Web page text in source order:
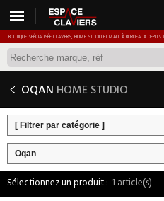
BOUTIQUE SPÉCIALISÉE CLAVIERS, HOME STUDIO ET MAO, À BORDEAUX DEPUIS
OQAN HOME STUDIO
[ Filtrer par catégorie ]
Oqan
1 article(s)